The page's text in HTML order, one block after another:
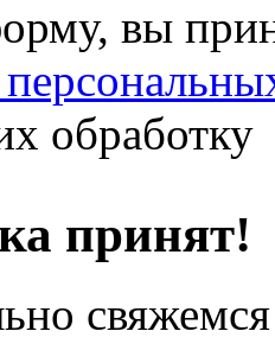
вы
обработку
принят!